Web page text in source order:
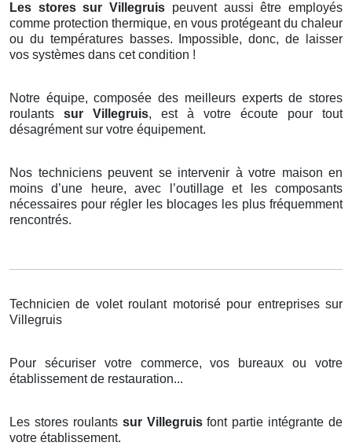
Les stores sur Villegruis peuvent aussi être employés
comme protection thermique, en vous protégeant du chaleur
ou du températures basses. Impossible, donc, de laisser
vos systèmes dans cet condition !
Notre équipe, composée des meilleurs experts de stores
roulants sur Villegruis, est à votre écoute pour tout
désagrément sur votre équipement.
Nos techniciens peuvent se intervenir à votre maison en
moins d’une heure, avec l’outillage et les composants
nécessaires pour régler les blocages les plus fréquemment
rencontrés.
Technicien de volet roulant motorisé pour entreprises sur
Villegruis
Pour sécuriser votre commerce, vos bureaux ou votre
établissement de restauration...
Les stores roulants sur Villegruisfont partie intégrante de
votre établissement.